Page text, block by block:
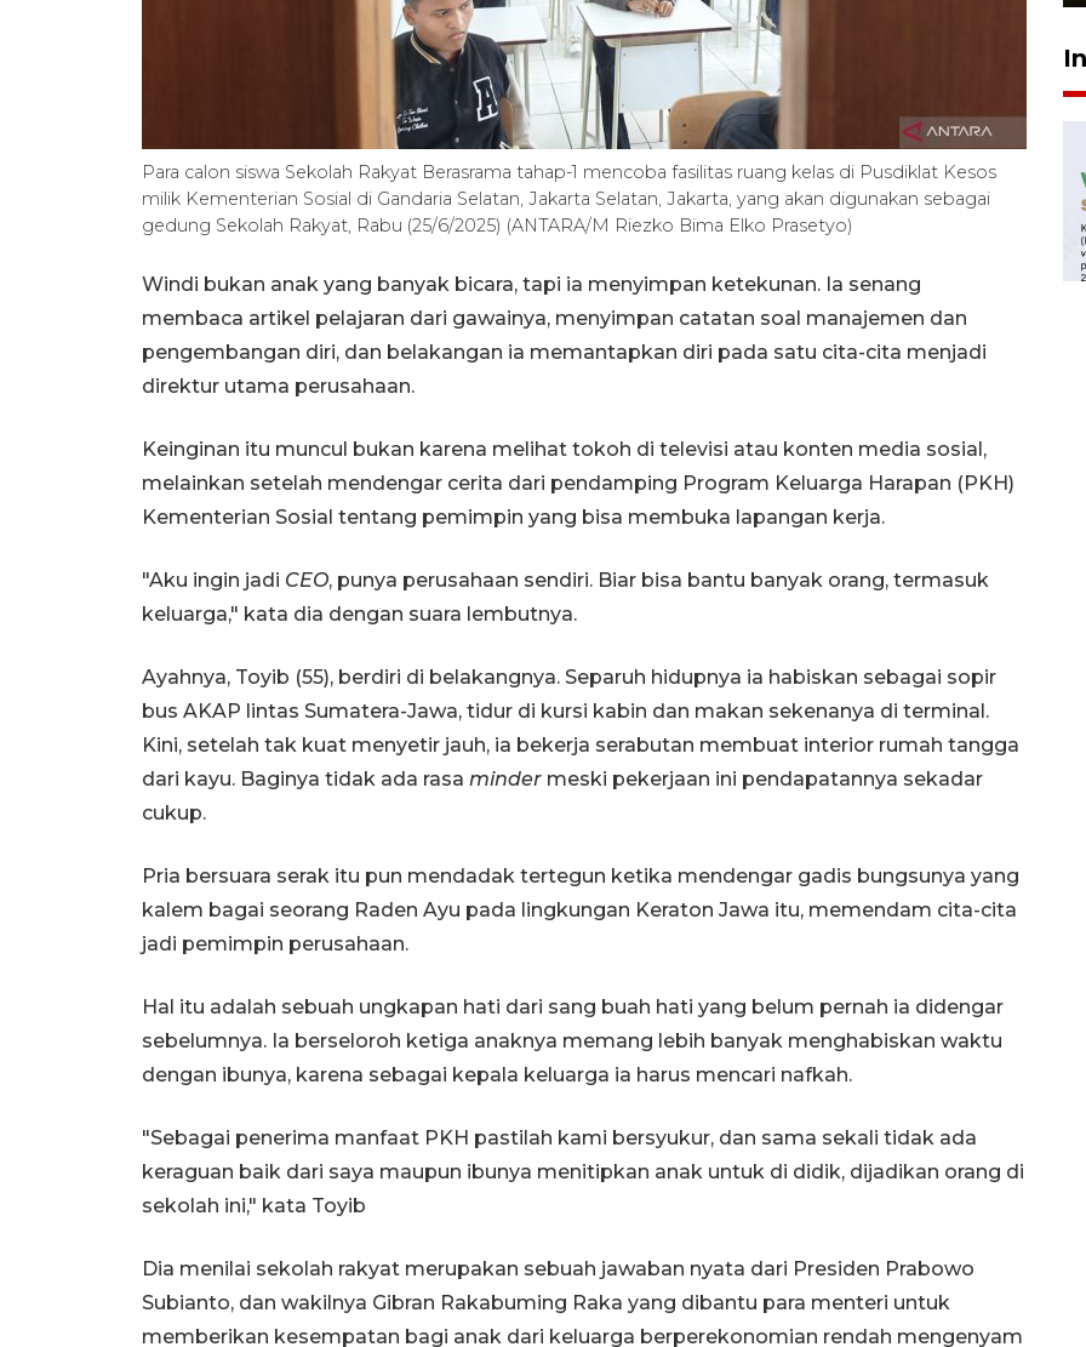
Para calon siswa Sekolah Rakyat Berasrama tahap-1 mencoba fasilitas ruang kelas di Pusdiklat Kesos
milik Kementerian Sosial di Gandaria Selatan, Jakarta Selatan, Jakarta, yang akan digunakan sebagai
gedung Sekolah Rakyat, Rabu (25/6/2025) (ANTARA/M Riezko Bima Elko Prasetyo)
Windi bukan anak yang banyak bicara, tapi ia menyimpan ketekunan. Ia senang
membaca artikel pelajaran dari gawainya, menyimpan catatan soal manajemen dan
pengembangan diri, dan belakangan ia memantapkan diri pada satu cita-cita menjadi
direktur utama perusahaan.
Keinginan itu muncul bukan karena melihat tokoh di televisi atau konten media sosial,
melainkan setelah mendengar cerita dari pendamping Program Keluarga Harapan (PKH)
Kementerian Sosial tentang pemimpin yang bisa membuka lapangan kerja.
"Aku ingin jadi CEO, punya perusahaan sendiri. Biar bisa bantu banyak orang, termasuk
keluarga," kata dia dengan suara lembutnya.
Ayahnya, Toyib (55), berdiri di belakangnya. Separuh hidupnya ia habiskan sebagai sopir
bus AKAP lintas Sumatera-Jawa, tidur di kursi kabin dan makan sekenanya di terminal.
Kini, setelah tak kuat menyetir jauh, ia bekerja serabutan membuat interior rumah tangga
dari kayu. Baginya tidak ada rasa minder meski pekerjaan ini pendapatannya sekadar
cukup.
Pria bersuara serak itu pun mendadak tertegun ketika mendengar gadis bungsunya yang
kalem bagai seorang Raden Ayu pada lingkungan Keraton Jawa itu, memendam cita-cita
jadi pemimpin perusahaan.
Hal itu adalah sebuah ungkapan hati dari sang buah hati yang belum pernah ia didengar
sebelumnya. Ia berseloroh ketiga anaknya memang lebih banyak menghabiskan waktu
dengan ibunya, karena sebagai kepala keluarga ia harus mencari nafkah.
"Sebagai penerima manfaat PKH pastilah kami bersyukur, dan sama sekali tidak ada
keraguan baik dari saya maupun ibunya menitipkan anak untuk di didik, dijadikan orang di
sekolah ini," kata Toyib
Dia menilai sekolah rakyat merupakan sebuah jawaban nyata dari Presiden Prabowo
Subianto, dan wakilnya Gibran Rakabuming Raka yang dibantu para menteri untuk
memberikan kesempatan bagi anak dari keluarga berperekonomian rendah mengenyam
2026-08-05 12:00:00